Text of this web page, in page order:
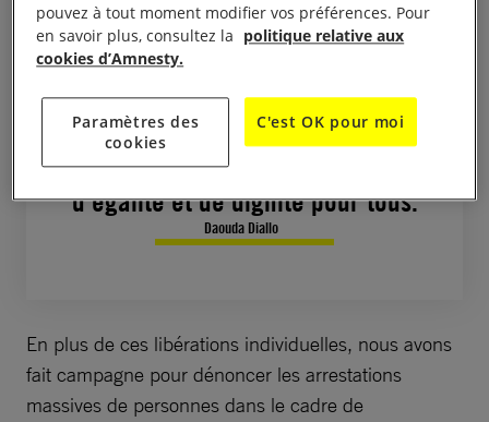
libération. Ces appels furent une
lueur dans la solitude de mon
calvaire, me rappelant que je
n’étais pas seul. Restons unis
dans notre engagement à
défendre les principes de justice,
d’égalité et de dignité pour tous.
Daouda Diallo
En plus de ces libérations individuelles, nous avons
fait campagne pour dénoncer les arrestations
massives de personnes dans le cadre de
pouvez à tout moment modifier vos préférences. Pour
en savoir plus, consultez la politique relative aux
cookies d’Amnesty.
Paramètres des
cookies
C'est OK pour moi